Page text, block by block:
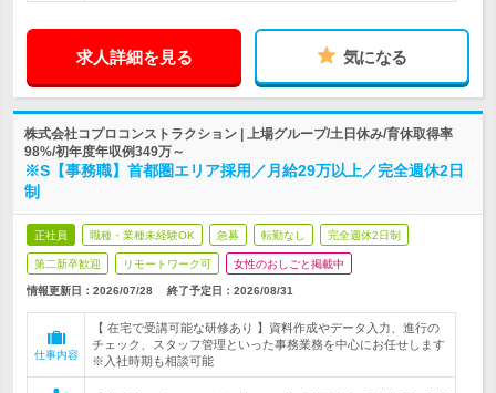
求人詳細を見る 気になる
株式会社コプロコンストラクション | 上場グループ/土日休み/育休取得率
98%/初年度年収例349万～
※S【事務職】首都圏エリア採用／月給29万以上／完全週休2日
制
正社員 職種・業種未経験OK 急募 転勤なし 完全週休2日制
第二新卒歓迎 リモートワーク可 女性のおしごと掲載中
情報更新日：2026/07/28 終了予定日： 2026/08/31
仕事内容
【 在宅で受講可能な研修あり 】資料作成やデータ入力、進行の
チェック、スタッフ管理といった事務業務を中心にお任せします
※入社時期も相談可能